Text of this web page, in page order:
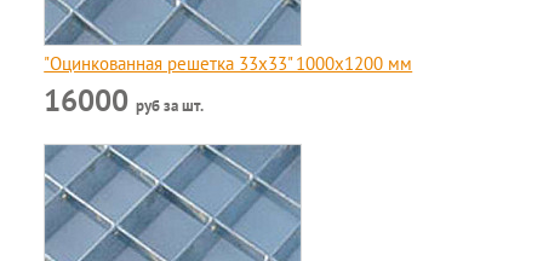
"Оцинкованная решетка 33x33" 1000х1200 мм
16000руб за шт.